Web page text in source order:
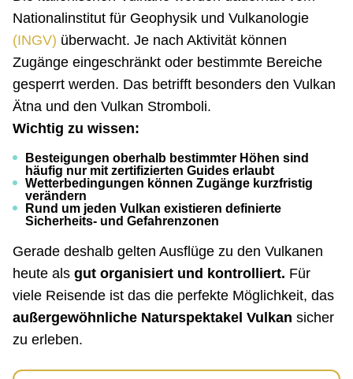
Nationalinstitut für Geophysik und Vulkanologie
(INGV) überwacht. Je nach Aktivität können
Zugänge eingeschränkt oder bestimmte Bereiche
gesperrt werden. Das betrifft besonders den Vulkan
Ätna und den Vulkan Stromboli.
Wichtig zu wissen:
Besteigungen oberhalb bestimmter Höhen sind
häufig nur mit zertifizierten Guides erlaubt
Wetterbedingungen können Zugänge kurzfristig
verändern
Rund um jeden Vulkan existieren definierte
Sicherheits- und Gefahrenzonen
Gerade deshalb gelten Ausflüge zu den Vulkanen
heute als gut organisiert und kontrolliert. Für
viele Reisende ist das die perfekte Möglichkeit, das
außergewöhnliche Naturspektakel Vulkan sicher
zu erleben.